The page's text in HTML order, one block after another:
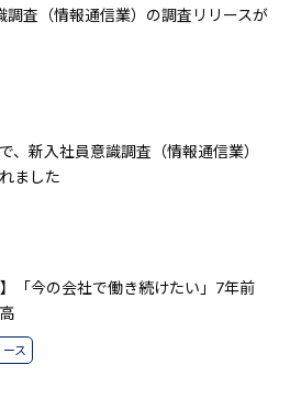
調査（情報通信業）の調査リリースが
、新入社員意識調査（情報通信業）
ました
「今の会社で働き続けたい」7年前
ス